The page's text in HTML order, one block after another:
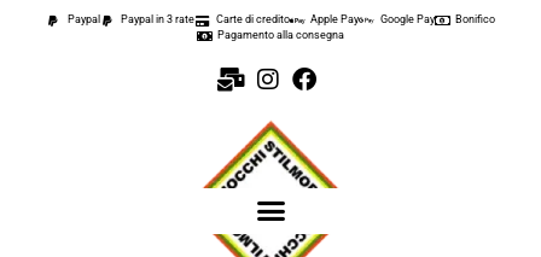
Paypal Paypal in 3 rate Carte di credito Apple Pay Google Pay
Bonifico
Pagamento alla consegna